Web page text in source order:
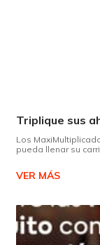
Los
pueda llenar su
VER MÁS